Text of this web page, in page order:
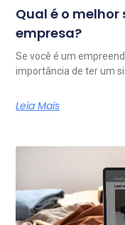
Qual é o
empresa?
Se você é um
importância de ter um
Leia Mais